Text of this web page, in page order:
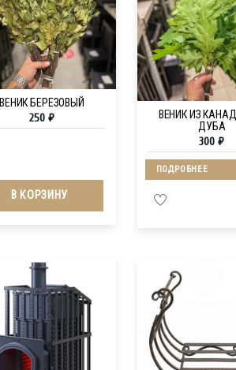
ВЕНИК БЕРЕЗОВЫЙ
250 ₽
В КОРЗИНУ
ВЕНИК ИЗ
ДУБА
300₽
ПОДРОБНЕЕ